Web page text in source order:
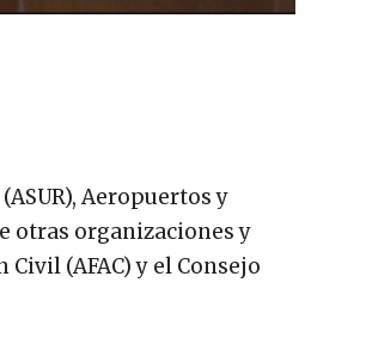
Aeropuertos y
otras organizaciones y
(AFAC) y el Consejo